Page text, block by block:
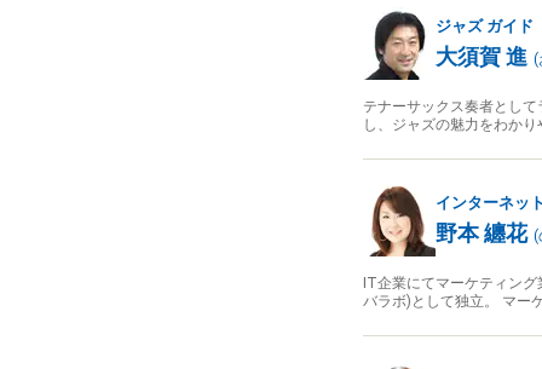
ジャズガイド
大須賀 進 (
テナーサックス奏者とし
し、ジャズの魅力をわか
インターネッ
野本 纏花 (
IT企業にてマーケティン
バラボ)として独立。 マー